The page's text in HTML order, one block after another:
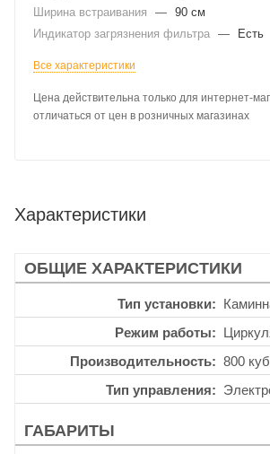
Ширина встраивания
— 90 см
Индикатор загрязнения фильтра — Есть
Все характеристики
Цена действительна только для интернет-
отличаться от цен в розничных магазинах
Характеристики
ОБЩИЕ ХАРАКТЕРИСТИКИ
Тип установки
Режим работы
Производительность
800
Тип управления
ГАБАРИТЫ